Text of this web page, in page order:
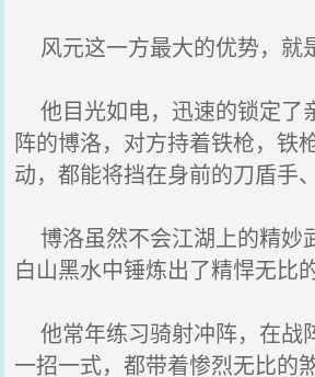
风元这一方最大的优势，就
他目光如电，迅速的锁定了
阵的博洛，对方持着铁枪，铁
动，都能将挡在身前的刀盾手
博洛虽然不会江湖上的精妙
白山黑水中锤炼出了精悍无比
他常年练习骑射冲阵，在战
一招一式，都带着惨烈无比的